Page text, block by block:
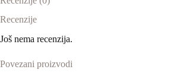
Recenzije
Još nema recenzija.
Povezani proizvodi